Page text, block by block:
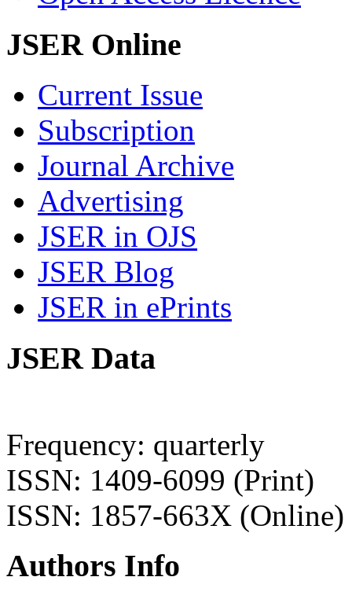
JSER Online
Current Issue
Subscription
Journal Archive
Advertising
JSER in OJS
JSER Blog
JSER in ePrints
JSER Data
Frequency: quarterly
ISSN: 1409-6099 (Print)
ISSN: 1857-663X (Online)
Authors Info